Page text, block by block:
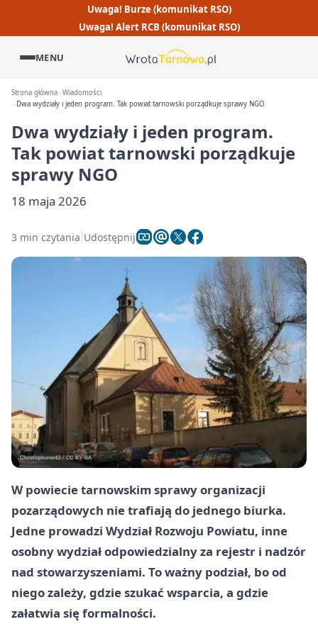
Uwaga! Burze (komunikat RSO)
Uwaga! Alert RCB (komunikat RSO)
MENU
Strona główna Wiadomości
Dwa wydziały i jeden program. Tak powiat tarnowski porządkuje sprawy NGO
Dwa wydziały i jeden program.
Tak powiat tarnowski porządkuje
sprawy NGO
18 maja 2026
3 min czytania Udostępnij
W powiecie tarnowskim sprawy organizacji
pozarządowych nie trafiają do jednego biurka.
Jedne prowadzi Wydział Rozwoju Powiatu, inne
osobny wydział odpowiedzialny za rejestr i nadzór
nad stowarzyszeniami. To ważny podział, bo od
niego zależy, gdzie szukać wsparcia, a gdzie
załatwia się formalności.